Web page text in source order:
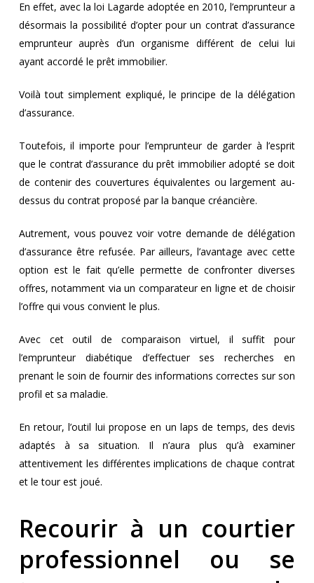
En effet, avec la loi Lagarde adoptée en 2010, l’emprunteur a
désormais la possibilité d’opter pour un contrat d’assurance
emprunteur auprès d’un organisme différent de celui lui
ayant accordé le prêt immobilier.
Voilà tout simplement expliqué, le principe de la délégation
d’assurance.
Toutefois, il importe pour l’emprunteur de garder à l’esprit
que le contrat d’assurance du prêt immobilier adopté se doit
de contenir des couvertures équivalentes ou largement au-
dessus du contrat proposé par la banque créancière.
Autrement, vous pouvez voir votre demande de délégation
d’assurance être refusée. Par ailleurs, l’avantage avec cette
option est le fait qu’elle permette de confronter diverses
offres, notamment via un comparateur en ligne et de choisir
l’offre qui vous convient le plus.
Avec cet outil de comparaison virtuel, il suffit pour
l’emprunteur diabétique d’effectuer ses recherches en
prenant le soin de fournir des informations correctes sur son
profil et sa maladie.
En retour, l’outil lui propose en un laps de temps, des devis
adaptés à sa situation. Il n’aura plus qu’à examiner
attentivement les différentes implications de chaque contrat
et le tour est joué.
Recourir à un courtier
professionnel ou se